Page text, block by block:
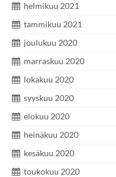
helmikuu 2021
tammikuu 2021
joulukuu 2020
marraskuu 2020
lokakuu 2020
syyskuu 2020
elokuu 2020
heinäkuu 2020
kesäkuu 2020
toukokuu 2020